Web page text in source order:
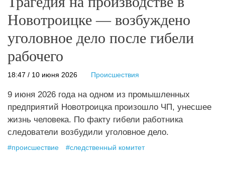
Новотроицке — возбуждено
уголовное дело после гибели
рабочего
18:47 / 10 июня 2026 Происшествия
9 июня 2026 года на одном из промышленных
предприятий Новотроицка произошло ЧП, унесшее
жизнь человека. По факту гибели работника
следователи возбудили уголовное дело.
#происшествие #следственный комитет